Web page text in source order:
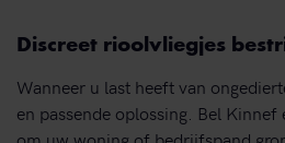
Discreet rioolvliegjes
Wanneer u last heeft van
en passende oplossing. Bel